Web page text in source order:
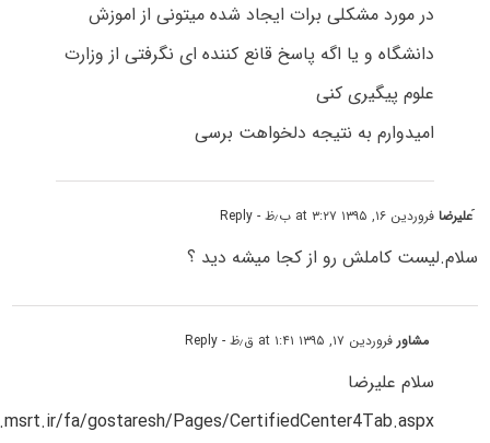
در مورد مشکلی برات ایجاد شده میتونی از اموزش
دانشگاه و یا اگه پاسخ قانع کننده ای نگرفتی از وزارت
علوم پیگیری کنی
امیدوارم به نتیجه دلخواهت برسی
َعلیرضافروردین ۱۶, ۱۳۹۵ at ۳:۲۷ ب٫ظ - Reply
سلام.لیست کاملش رو از کجا میشه دید ؟
مشاورفروردین ۱۷, ۱۳۹۵ at ۱:۴۱ ق٫ظ - Reply
سلام علیرضا
fa/gostaresh/Pages/CertifiedCenter4Tab.aspx